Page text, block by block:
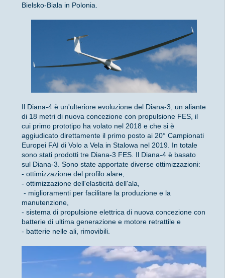
Bielsko-Biala in Polonia.
Il Diana-4 è un'ulteriore evoluzione del Diana-3, un aliante
di 18 metri di nuova concezione con propulsione FES, il
cui primo prototipo ha volato nel 2018 e che si è
aggiudicato direttamente il primo posto ai 20° Campionati
Europei FAI di Volo a Vela in Stalowa nel 2019. In totale
sono stati prodotti tre Diana-3 FES. Il Diana-4 è basato
sul Diana-3. Sono state apportate diverse ottimizzazioni:
- ottimizzazione del profilo alare,
- ottimizzazione dell'elasticità dell'ala,
- miglioramenti per facilitare la produzione e la
manutenzione,
- sistema di propulsione elettrica di nuova concezione con
batterie di ultima generazione e motore retrattile e
- batterie nelle ali, rimovibili.